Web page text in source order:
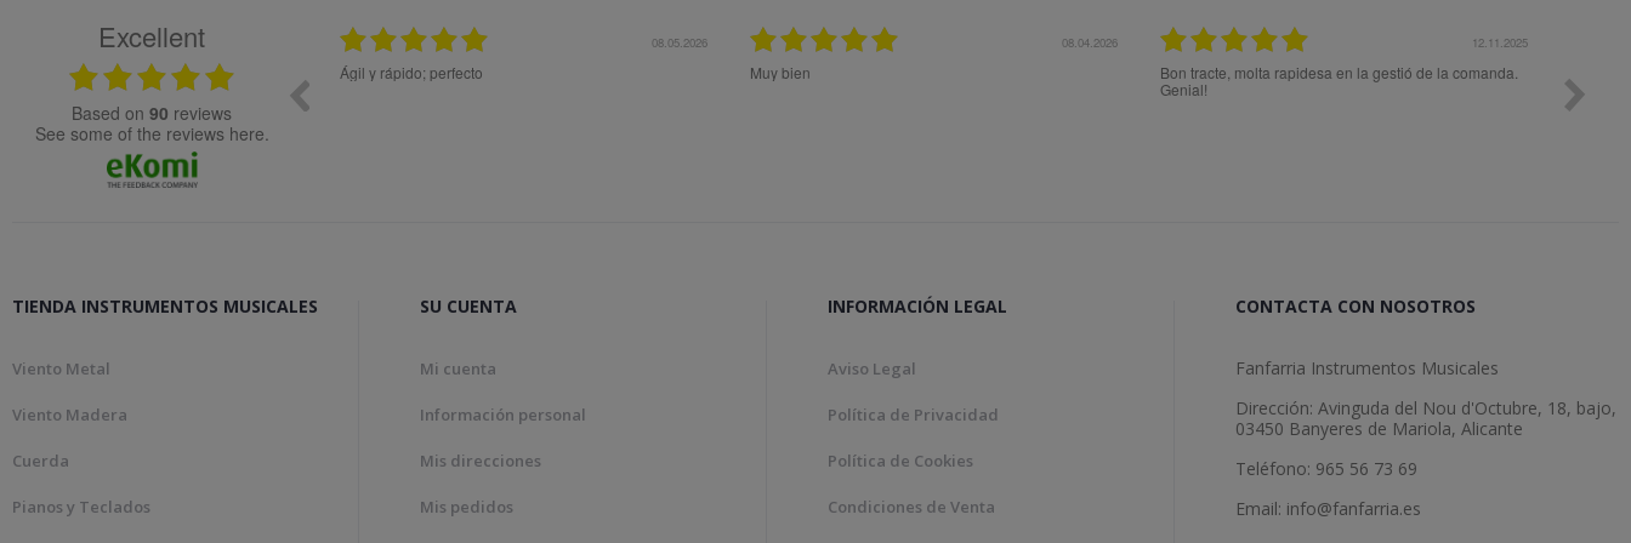
Excellent
based on 90 reviews
see some of the reviews here.
08.04.2026
Muy bien
12.11.2025
Bon tracte, molta rapidesa en la gestió de la comanda.
27.10.2025
Me aconsejaron muy bien previo a la compra para
el mejor producto a mis necesidades. Superó mis
TIENDA INSTRUMENTOS MUSICALES
Viento Metal
Viento Madera
Cuerda
Pianos y Teclados
SU CUENTA
Mi cuenta
Información personal
Mis direcciones
Mis pedidos
INFORMACIÓN LEGAL
Aviso Legal
Política de Privacidad
Política de Cookies
Condiciones de Venta
CONTACTA CON NOSOTROS
Fanfarria Instrumentos Musicales
Dirección: Avinguda del Nou d'Octubre, 18, bajo,
03450 Banyeres de Mariola, Alicante
Teléfono: 965 56 73 69
Email: info@fanfarria.es